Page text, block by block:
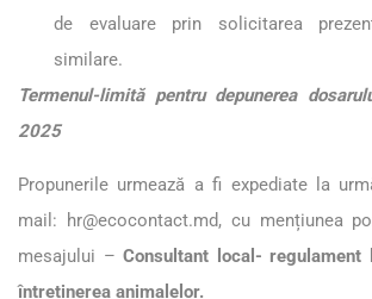
de evaluare prin solicitarea
similare.
Termenul-limită pentru depunerea
2025
Propunerile urmează a fi expediate la
mail:
hr@ecocontact.md, cu mențiunea
mesajului – Consultant local-
întreținerea animalelor.